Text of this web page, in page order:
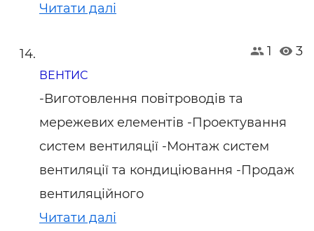
Читати далі
1 3
ВЕНТИС
-Виготовлення повітроводів та
мережевих елементів -Проектування
систем вентиляції -Монтаж систем
вентиляції та кондиціювання -Продаж
вентиляційного
Читати далі